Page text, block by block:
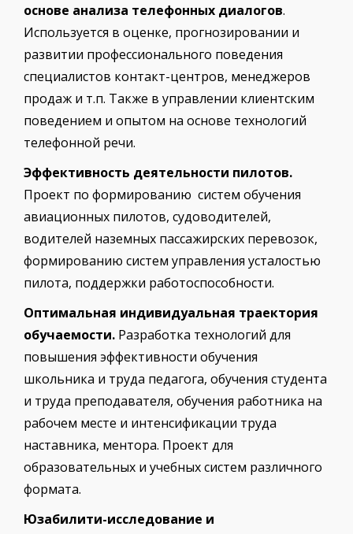
основе анализа телефонных диалогов.
Используется в оценке, прогнозировании и
развитии профессионального поведения
специалистов контакт-центров, менеджеров
продаж и т.п. Также в управлении клиентским
поведением и опытом на основе технологий
телефонной речи.
Эффективность деятельности пилотов.
Проект по формированию систем обучения
авиационных пилотов, судоводителей,
водителей наземных пассажирских перевозок,
формированию систем управления усталостью
пилота, поддержки работоспособности.
Оптимальная индивидуальная траектория
обучаемости. Разработка технологий для
повышения эффективности обучения
школьника и труда педагога, обучения студента
и труда преподавателя, обучения работника на
рабочем месте и интенсификации труда
наставника, ментора. Проект для
образовательных и учебных систем различного
формата.
Юзабилити-исследование и